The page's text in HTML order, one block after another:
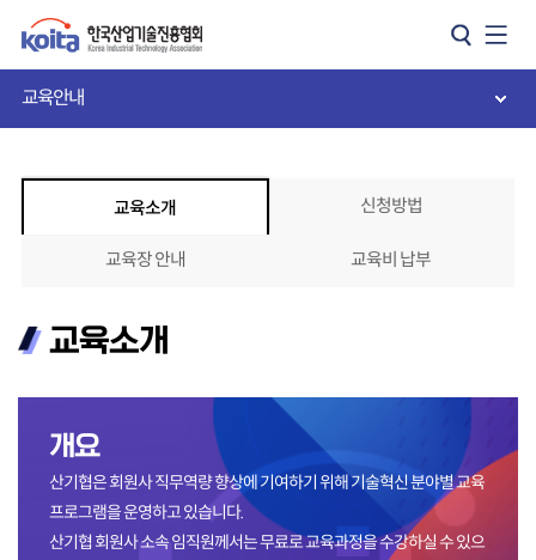
교육안내
교육소개 신청방법
교육장 안내 교육비 납부
교육소개
개요
산기협은 회원사 직무역량 향상에 기여하기 위해 기술혁신 분야별 교육
프로그램을 운영하고 있습니다.
산기협 회원사 소속 임직원께서는 무료로 교육과정을 수강하실 수 있으